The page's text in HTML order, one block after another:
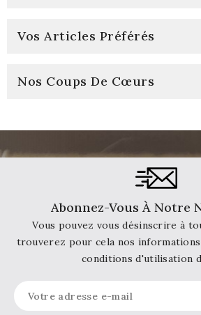
Vos Articles Préférés
Nos Coups De Cœurs
Abonnez-Vous À Notre
Vous pouvez vous désinscrire à
trouverez pour cela nos informations
conditions d'utilisation